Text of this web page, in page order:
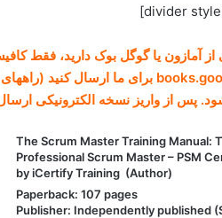
از آمازون یا گوگل بوک دارید، فقط
پس از واریز نسخه الکترونیکی
The Scrum Master Training Manual:
Professional Scrum Master – PSM
by iCertify Training (Author)
Paperback: 107 pages
Publisher: Independently published